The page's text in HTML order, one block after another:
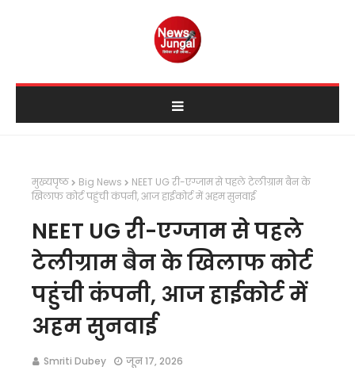
मुख्यपृष्ठ Big News
NEET UG री-एग्जाम से पहले टेलीग्राम बैन के
खिलाफ कोर्ट पहुंची कंपनी, आज हाईकोर्ट में अहम सुनवाई
NEET UG री-एग्जाम से पहले
टेलीग्राम बैन के खिलाफ कोर्ट
पहुंची कंपनी, आज हाईकोर्ट में
अहम सुनवाई
Smriti Dubey जून 17, 2026